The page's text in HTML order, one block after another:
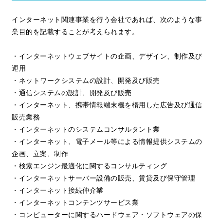
インターネット関連事業を行う会社であれば、次のような事
業目的を記載することが考えられます。
・インターネットウェブサイトの企画、デザイン、制作及び
運用
・ネットワークシステムの設計、開発及び販売
・通信システムの設計、開発及び販売
・インターネット、携帯情報端末機を楕用した広告及び通信
販売業務
・インターネットのシステムコンサルタント業
・インターネット、電子メール等による情報提供システムの
企画、立案、制作
・検索エンジン最適化に関するコンサルティング
・インターネットサーバー設備の販売、賃貸及び保守管理
・インターネット接続仲介業
・インターネットコンテンツサービス業
・コンピューターに関するハードウェア・ソフトウェアの保